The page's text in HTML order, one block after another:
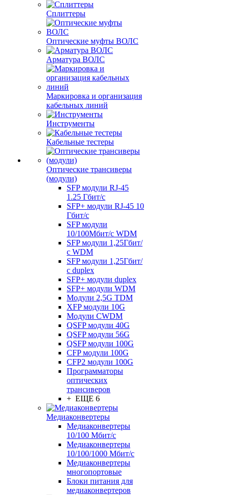
Сплиттеры
Оптические муфты ВОЛС
Арматура ВОЛС
Маркировка и организация
кабельных линий
Инструменты
Кабельные тестеры
Оптические трансиверы
(модули)
SFP модули RJ-45
1.25 Гбит/c
SFP+ модули RJ-45 10
Гбит/c
SFP модули
10/100Мбит/с WDM
SFP модули 1,25Гбит/
с WDM
SFP модули 1,25Гбит/
с duplex
SFP+ модули duplex
SFP+ модули WDM
Модули 2,5G TDM
XFP модули 10G
Модули CWDM
QSFP модули 40G
QSFP модули 56G
QSFP модули 100G
CFP модули 100G
CFP2 модули 100G
Программаторы
оптических
трансиверов
+ ЕЩЕ 6
Медиаконвертеры
Медиаконвертеры
10/100 Мбит/с
Медиаконвертеры
10/100/1000 Мбит/c
Медиаконвертеры
многопортовые
Блоки питания для
медиаконвертеров